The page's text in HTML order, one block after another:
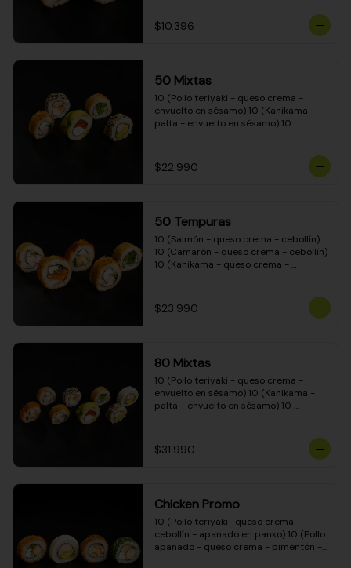
$10.396
50 Mixtas
10 (Pollo teriyaki - queso crema -
envuelto en sésamo) 10 (Kanikama -
palta - envuelto en sésamo) 10
cebollín - envuelto en masa tempura)
10 (Pimentón - queso crema - cebollín
$22.990
50 Tempuras
10 (Salmón - queso crema - cebollín)
10 (Camarón - queso crema - cebollín)
10 (Kanikama - queso crema -
crema - cebollín)
$23.990
80 Mixtas
10 (Pollo teriyaki - queso crema -
envuelto en sésamo) 10 (Kanikama -
palta - envuelto en sésamo) 10
envuelto en queso crema) 10
(Camarón - queso crema - cebollín -
teriyaki - queso crema - cebollín -
envuelto en masa tempura) 10
(Pimentón - queso crema - cebollín -
envuelto en masa tempura)
$31.990
Chicken Promo
10 (Pollo teriyaki -queso crema -
cebollín - apanado en panko) 10 (Pollo
apanado - queso crema - pimentón -